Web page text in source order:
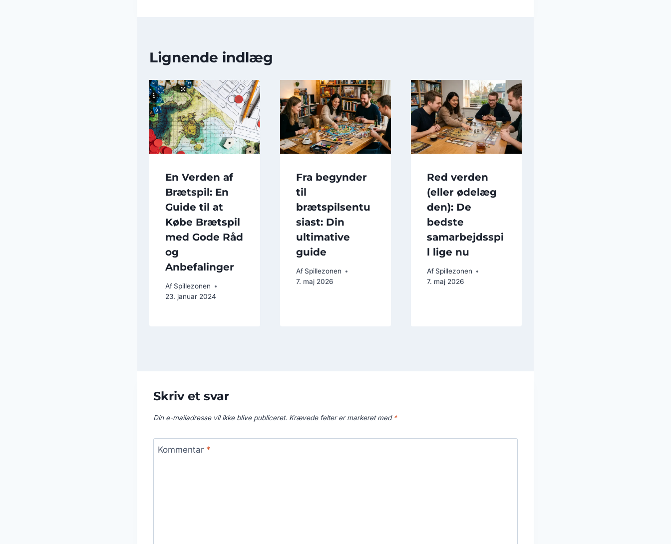
Lignende indlæg
En Verden af
Brætspil: En
Guide til at
Købe Brætspil
med Gode Råd
og
Anbefalinger
Af Spillezonen
23. januar 2024
Fra begynder
til
brætspilsentu
siast: Din
ultimative
guide
Af Spillezonen
7. maj 2026
Red verden
(eller ødelæg
den): De
bedste
samarbejdsspi
l lige nu
Af Spillezonen
7. maj 2026
Skriv et svar
Din e-mailadresse vil ikke blive publiceret. Krævede felter er markeret med *
Kommentar *